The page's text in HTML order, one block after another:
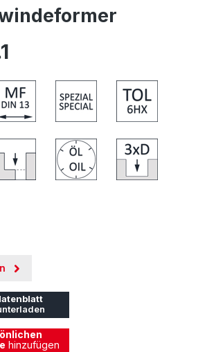
hinzufügen